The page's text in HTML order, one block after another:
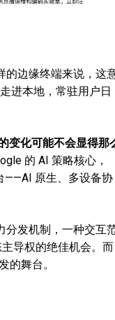
的边缘终端来说，这
进本地，常驻用户日
变化可能不会显得那
的 AI 策略核心，
——AI 原生、多设备协
分发机制，一种交互
导权的绝佳机会。而
的舞台。